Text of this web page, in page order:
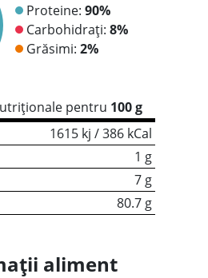
Proteine: 90%
Carbohidrați: 8%
Grăsimi: 2%
pentru 100 g
1615 kj / 386 kCal
1 g
7 g
80.7 g
aliment